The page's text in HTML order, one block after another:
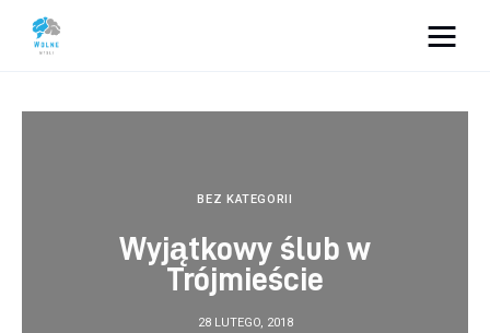
Dom i ogród
BEZ KATEGORII
Wyjątkowy ślub w
Trójmieście
28 LUTEGO, 2018